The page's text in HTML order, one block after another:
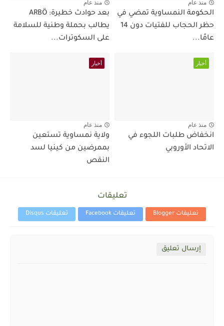
منذ عام
الحكومة النمساوية تمضي في
حظر الحجاب للفتيات دون 14
عامًا...
منذ عام
بعد حوادث خطيرة: ARBÖ
يطالب بحملة وطنية للسلامة
على السكوترات...
أخبار
منذ عام
انخفاض طلبات اللجوء في
الاتحاد الأوروبي
أخبار
منذ عام
ولاية نمساوية تستعين
بممرضين من كينيا لسد
النقص
تعليقات
تعليقات Blogger تعليقات Facebook تعليقات Disqus
إرسال تعليق